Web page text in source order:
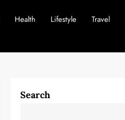
Health Lifestyle Travel
Search